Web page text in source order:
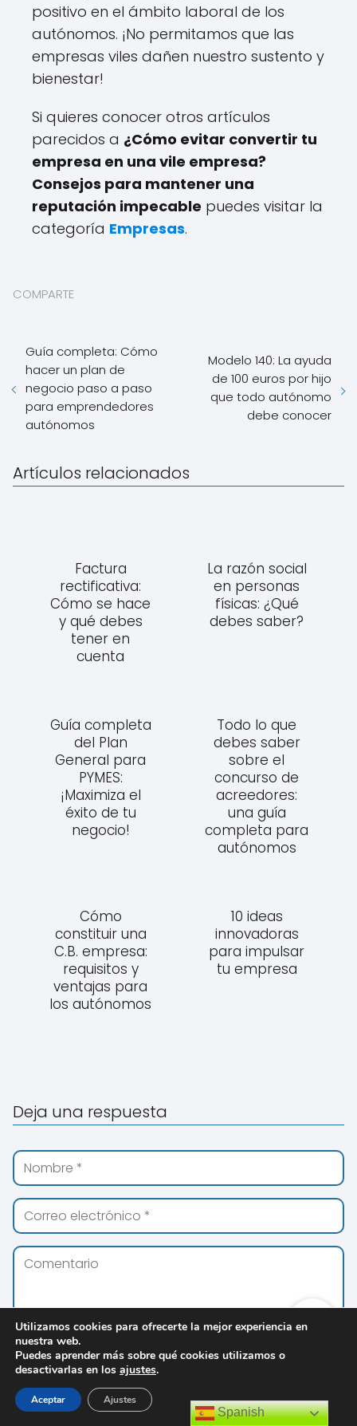
positivo en el ámbito laboral de los
autónomos. ¡No permitamos que las
empresas viles dañen nuestro sustento y
bienestar!
Si quieres conocer otros artículos
parecidos a ¿Cómo evitar convertir tu
empresa en una vile empresa?
Consejos para mantener una
reputación impecable puedes visitar la
categoría Empresas.
COMPARTE
Guía completa: Cómo
hacer un plan de
negocio paso a paso
para emprendedores
autónomos
Modelo 140: La ayuda
de 100 euros por hijo
que todo autónomo
debe conocer
Artículos relacionados
Factura
rectificativa:
Cómo se hace
y qué debes
tener en
cuenta
La razón social
en personas
físicas: ¿Qué
debes saber?
Guía completa
del Plan
General para
PYMES:
¡Maximiza el
éxito de tu
negocio!
Todo lo que
debes saber
sobre el
concurso de
acreedores:
una guía
completa para
autónomos
Cómo
constituir una
C.B. empresa:
requisitos y
ventajas para
los autónomos
10 ideas
innovadoras
para impulsar
tu empresa
Deja una respuesta
★
Spanish
Utilizamos cookies para ofrecerte la mejor experiencia en
nuestra web.
Puedes aprender más sobre qué cookies utilizamos o
desactivarlas en los ajustes.
Aceptar Ajustes